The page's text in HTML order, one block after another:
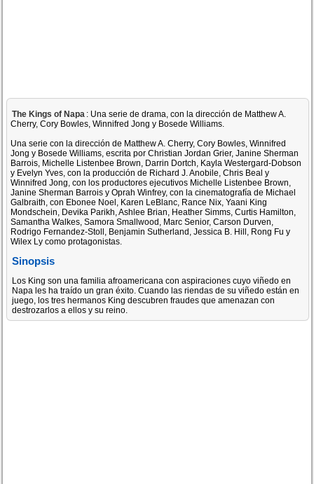
The Kings of Napa : Una serie de drama, con la dirección de Matthew A.
Cherry, Cory Bowles, Winnifred Jong y Bosede Williams.
Una serie con la dirección de Matthew A. Cherry, Cory Bowles, Winnifred
Jong y Bosede Williams, escrita por Christian Jordan Grier, Janine Sherman
Barrois, Michelle Listenbee Brown, Darrin Dortch, Kayla Westergard-Dobson
y Evelyn Yves, con la producción de Richard J. Anobile, Chris Beal y
Winnifred Jong, con los productores ejecutivos Michelle Listenbee Brown,
Janine Sherman Barrois y Oprah Winfrey, con la cinematografía de Michael
Galbraith, con Ebonee Noel, Karen LeBlanc, Rance Nix, Yaani King
Mondschein, Devika Parikh, Ashlee Brian, Heather Simms, Curtis Hamilton,
Samantha Walkes, Samora Smallwood, Marc Senior, Carson Durven,
Rodrigo Fernandez-Stoll, Benjamin Sutherland, Jessica B. Hill, Rong Fu y
Wilex Ly como protagonistas.
Sinopsis
Los King son una familia afroamericana con aspiraciones cuyo viñedo en
Napa les ha traído un gran éxito. Cuando las riendas de su viñedo están en
juego, los tres hermanos King descubren fraudes que amenazan con
destrozarlos a ellos y su reino.